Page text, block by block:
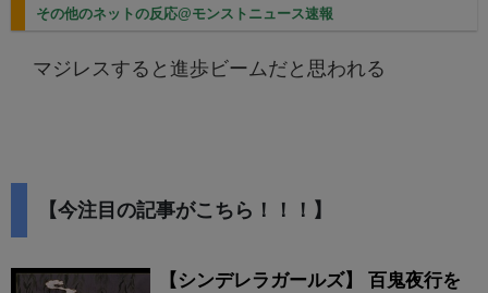
その他のネットの反応@モンストニュース速報
マジレスすると進歩ビームだと思われる
【今注目の記事がこちら！！！】
【シンデレラガールズ】 百鬼夜行を